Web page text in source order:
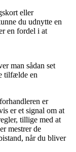
eller
du udnytte en
en fordel i at
man sådan set
tilfælde en
er
er et signal om at
tillige med at
mestrer de
når du bliver